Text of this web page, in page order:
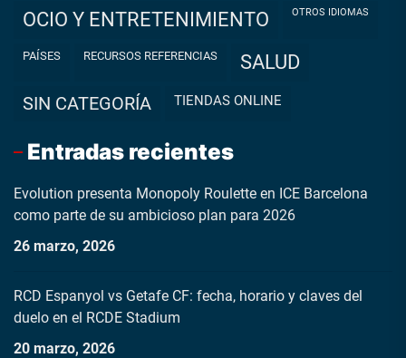
OCIO Y ENTRETENIMIENTO OTROS IDIOMAS
PAÍSES RECURSOS REFERENCIAS SALUD
SIN CATEGORÍA TIENDAS ONLINE
Entradas recientes
Evolution presenta Monopoly Roulette en ICE Barcelona
como parte de su ambicioso plan para 2026
26 marzo, 2026
RCD Espanyol vs Getafe CF: fecha, horario y claves del
duelo en el RCDE Stadium
20 marzo, 2026